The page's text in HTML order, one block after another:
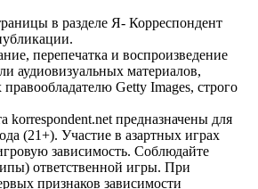
в разделе Я- Корреспондент
перепечатка и воспроизведение
аудиовизуальных материалов,
Getty Images, строго
korrespondent.net предназначены для
(21+). Участие в азартных играх
зависимость. Соблюдайте
ответственной игры. При
признаков зависимости